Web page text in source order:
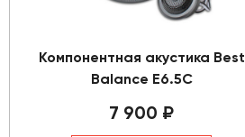
Компонентная акустика Best
Balance E6.5C
7 900 ₽